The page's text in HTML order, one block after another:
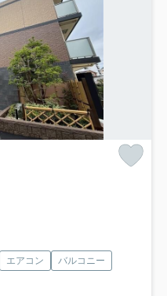
エアコン
バルコニー